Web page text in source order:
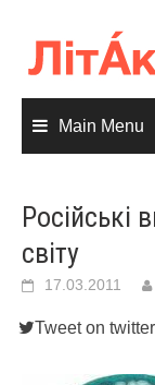
content
Main Menu
Російські
світу
17.03.2011
Tweet on twitter